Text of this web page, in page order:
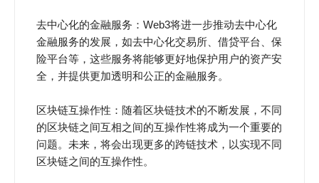
去中心化的金融服务：Web3将进一步推动去中心化
金融服务的发展，如去中心化交易所、借贷平台、保
险平台等，这些服务将能够更好地保护用户的资产安
全，并提供更加透明和公正的金融服务。
区块链互操作性：随着区块链技术的不断发展，不同
的区块链之间互相之间的互操作性将成为一个重要的
问题。未来，将会出现更多的跨链技术，以实现不同
区块链之间的互操作性。